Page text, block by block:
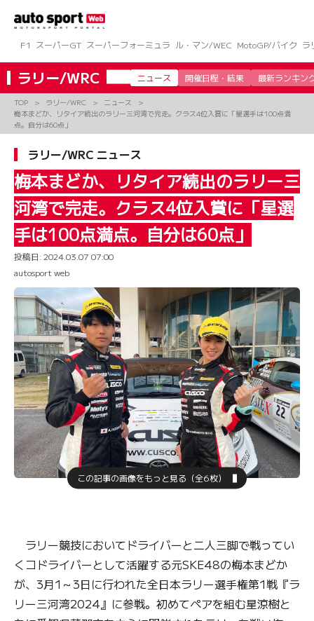
ツ
へ
ス
キ
F1 スーパーGT スーパーフォーミュラ ル・マン/WEC MotoGP/バイク ラ
ラリー/WRC ニュース 開催日程・結果 最新ランキン
TOP ラリー/WRC
ニュース
梅本まどか、リタイア続出のラリー三河湾で完走。クラス4位入賞に「星選手は100点満
点。自分は60点」
ラリー/WRC ニュース
梅本まどか、リタイア続出のラリー三
河湾で完走。クラス4位入賞に「星選
手は100点満点。自分は60点」
投稿日: 2024.03.07 07:00
autosport web
この記事の画像をもっと見る（全6枚）
ラリー競技においてドライバーと二人三脚で戦ってい
くコドライバーとして活躍する元SKE48の梅本まどか
が、3月1～3日に行われた全日本ラリー選手権第1戦『ラ
リー三河湾2024』に参戦。初めてペアを組む星涼樹と